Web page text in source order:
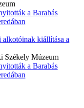
a Barabás
kiállítása a
Székely Múzeum
a Barabás